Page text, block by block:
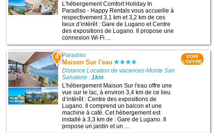
L’hébergement Comfort Holiday In
Paradiso - Happy Rentals vous accueille à
respectivement 3,1 km et 3,2 km de ces
lieux d’intérêt : Gare de Lugano et Centre
des expositions de Lugano. Il propose une
connexion Wi-Fi ...
4 Paradiso
Maison Sur l'eau
Distance Location de vacances-Monte San
Salvatore :1km
L’hébergement Maison Sur l'eau offre une
vue sur le lac, à environ 3,4 km de ce lieu
d’intérêt : Centre des expositions de
Lugano. Il comprend un balcon et une
machine à café. Cet hébergement est
installé à 3,3 km de : Gare de Lugano. Il
propose un jardin et un ...
VOIR
L'OFFRE